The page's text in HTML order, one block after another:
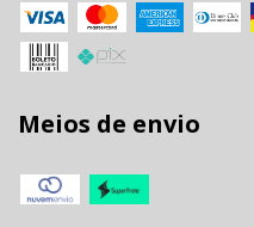
Meios de envio